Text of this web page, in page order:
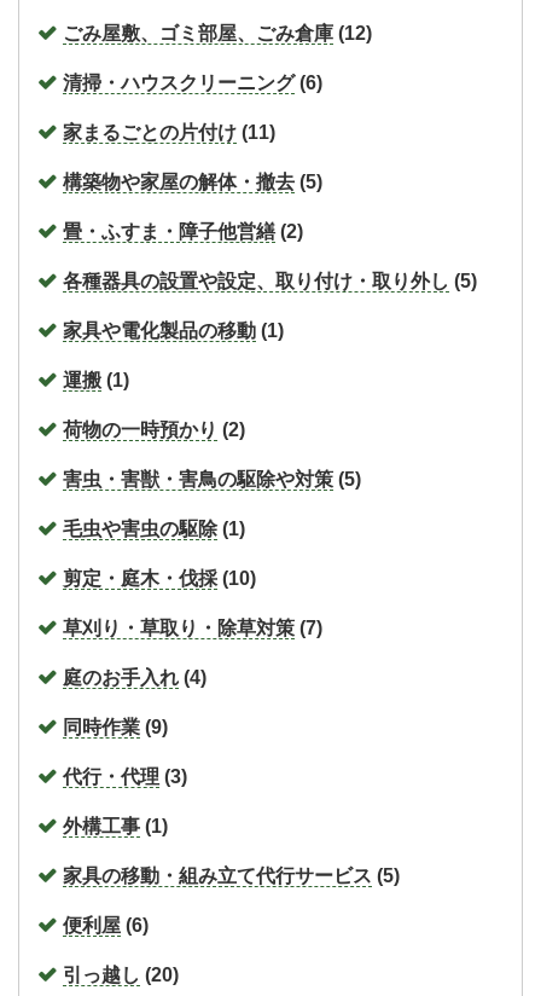
ごみ屋敷、ゴミ部屋、ごみ倉庫 (12)
清掃・ハウスクリーニング(6)
家まるごとの片付け (11)
構築物や家屋の解体・撤去 (5)
畳・ふすま・障子他営繕(2)
各種器具の設置や設定、取り付け・取り外し (5)
家具や電化製品の移動 (1)
運搬 (1)
荷物の一時預かり (2)
害虫・害獣・害鳥の駆除や対策 (5)
毛虫や害虫の駆除(1)
剪定・庭木・伐採 (10)
草刈り・草取り・除草対策 (7)
庭のお手入れ (4)
同時作業 (9)
代行・代理 (3)
外構工事 (1)
家具の移動・組み立て代行サービス (5)
便利屋 (6)
引っ越し (20)